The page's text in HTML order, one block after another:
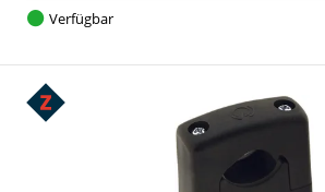
Verfügbar